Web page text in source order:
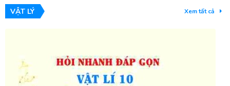
VẬT LÝ Xem tất cả